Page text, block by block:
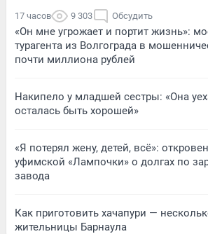
17 часов 9 303 Обсудить
«Он мне угрожает и портит жизнь»:
турагента из Волгограда в
почти миллиона рублей
Накипело у младшей сестры: «Она
осталась быть хорошей»
«Я потерял жену, детей, всё»:
уфимской «Лампочки» о долгах по
завода
Как приготовить хачапури —
жительницы Барнаула